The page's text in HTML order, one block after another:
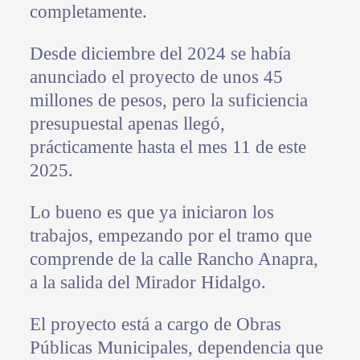
completamente.
Desde diciembre del 2024 se había
anunciado el proyecto de unos 45
millones de pesos, pero la suficiencia
presupuestal apenas llegó,
prácticamente hasta el mes 11 de este
2025.
Lo bueno es que ya iniciaron los
trabajos, empezando por el tramo que
comprende de la calle Rancho Anapra,
a la salida del Mirador Hidalgo.
El proyecto está a cargo de Obras
Públicas Municipales, dependencia que